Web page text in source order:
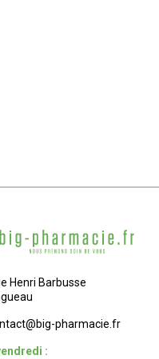
Henri Barbusse
@big-pharmacie.fr
: